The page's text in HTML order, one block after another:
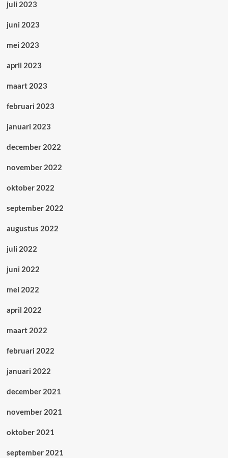
juli 2023
juni 2023
mei 2023
april 2023
maart 2023
februari 2023
januari 2023
december 2022
november 2022
oktober 2022
september 2022
augustus 2022
juli 2022
juni 2022
mei 2022
april 2022
maart 2022
februari 2022
januari 2022
december 2021
november 2021
oktober 2021
september 2021